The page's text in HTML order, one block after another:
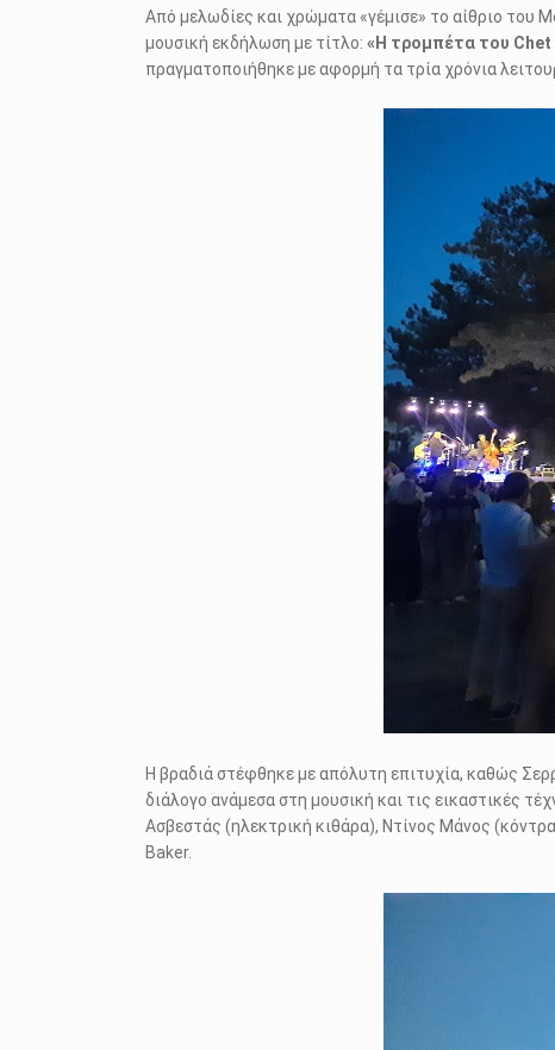
Από μελωδίες και χρώματα «γέμισε» το αίθριο του
μουσική εκδήλωση με τίτλο: «Η τρομπέτα του Chet
πραγματοποιήθηκε με αφορμή τα τρία χρόνια
Η βραδιά στέφθηκε με απόλυτη επιτυχία, καθώς
διάλογο ανάμεσα στη μουσική και τις εικαστικές
Ασβεστάς (ηλεκτρική κιθάρα), Ντίνος Μάνος
Baker.